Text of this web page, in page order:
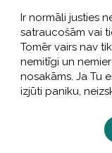
Ir normāli justies
satraucošām vai
Tomēr vairs nav
nemitīgi un
nosakāms. Ja Tu
izjūti paniku,